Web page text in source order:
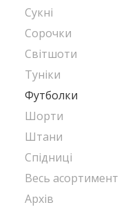
Сукні
Сорочки
Світшоти
Туніки
Футболки
Шорти
Штани
Спідниці
Весь асортимент
Архів